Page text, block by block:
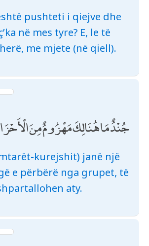
pushteti i qiejve dhe
në mes tyre? E, le të
me mjete (në qiell).
جُنْدٌ مَا هُنَالِكَ مَهْزُومٌ مِنَ
kurejshit) janë një
e përbërë nga grupet, të
aty.